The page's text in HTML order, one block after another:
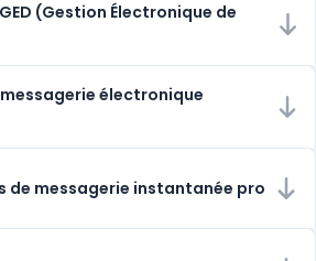
(Gestion Électronique de
électronique
de messagerie instantanée pro